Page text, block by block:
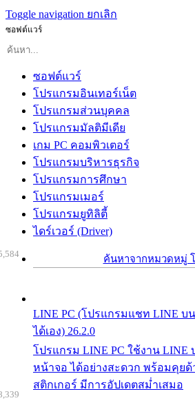
Toggle navigation ยกเลิก
ซอฟต์แวร์
ซอฟต์แวร์
โปรแกรมอินเทอร์เน็ต
โปรแกรมส่วนบุคคล
โปรแกรมมัลติมีเดีย
เกม PC คอมพิวเตอร์
โปรแกรมบริหารธุรกิจ
โปรแกรมการศึกษา
โปรแกรมเมอร์
โปรแกรมยูทิลิตี้
ไดร์เวอร์ (Driver)
ค้นหาจากหมวดหมู่
LINE PC (โปรแกรมแชท LINE บ
ได้เอง) 26.2.0
โปรแกรม LINE PC ใช้งาน
หน้าจอ ได้อย่างสะดวก พร้อมคุยด้
สติกเกอร์ มีการอัปเดตสม่ำเสมอ